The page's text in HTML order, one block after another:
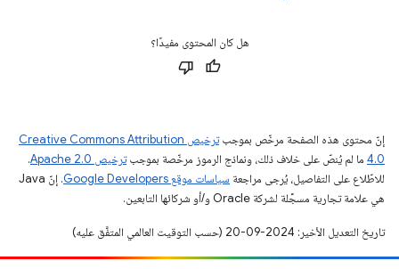
هل كان المحتوى مفيدًا؟
إنّ محتوى هذه الصفحة مرخّص بموجب
ترخيص Creative Commons Attribution
4.0‏ ما لم يُنصّ على خلاف ذلك، ونماذج الرموز مرخّصة بموجبترخيص Apache 2.0‏
.
للاطّلاع على التفاصيل، يُرجى مراجعة سياسات موقع Google Developers‏
. إنّ Java
هي علامة تجارية مسجَّلة لشركة Oracle و/أو شركائها التابعين.
تاريخ التعديل الأخير: 2024-09-20 (حسب التوقيت العالمي المتفَّق عليه)